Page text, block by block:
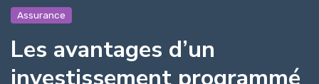
Assurance
Les avantages d’un
investissement programmé